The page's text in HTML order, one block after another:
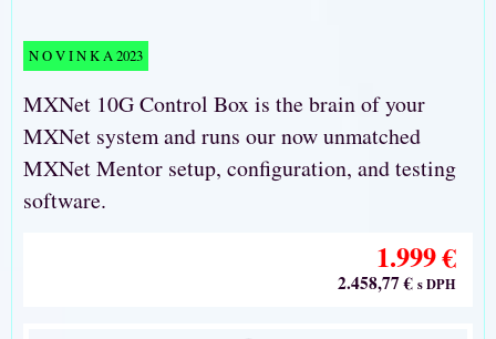
N O V I N K A 2023
MXNet 10G Control Box is the brain of your
MXNet system and runs our now unmatched
MXNet Mentor setup, configuration, and testing
software.
1.999 €
2.458,77 € s DPH